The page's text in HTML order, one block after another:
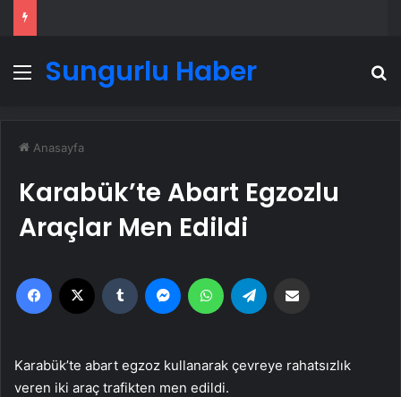
Menü
Sungurlu Haber
Anasayfa
Karabük’te Abart Egzozlu
Araçlar Men Edildi
Facebook Tumblr MessengerWhatsApp
Karabük’te abart egzoz kullanarak çevreye rahatsızlık
veren iki araç trafikten men edildi.